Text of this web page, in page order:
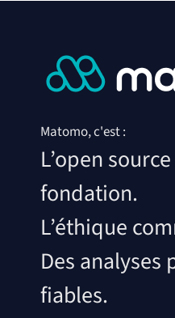
Matomo, c'est :
L’open
fondation.
L’éthique
Des analyses
fiables.